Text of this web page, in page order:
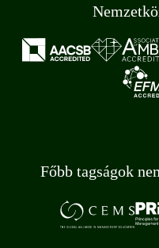
Főbb tagságok